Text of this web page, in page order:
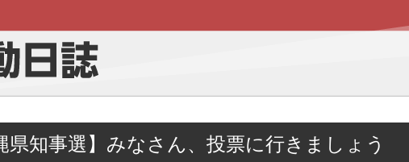
県知事選】みなさん、投票に行きましょう